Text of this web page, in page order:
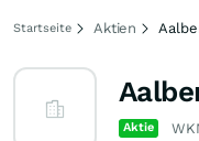
Startseite Aktien
Aktie